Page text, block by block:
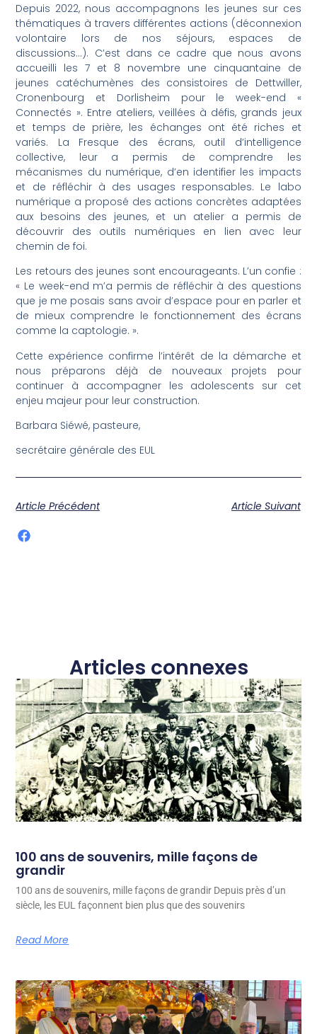
Depuis 2022, nous accompagnons les jeunes sur ces
thématiques à travers différentes actions (déconnexion
volontaire lors de nos séjours, espaces de
discussions…). C’est dans ce cadre que nous avons
accueilli les 7 et 8 novembre une cinquantaine de
jeunes catéchumènes des consistoires de Dettwiller,
Cronenbourg et Dorlisheim pour le week-end «
Connectés ». Entre ateliers, veillées à défis, grands jeux
et temps de prière, les échanges ont été riches et
variés. La Fresque des écrans, outil d’intelligence
collective, leur a permis de comprendre les
mécanismes du numérique, d’en identifier les impacts
et de réfléchir à des usages responsables. Le labo
numérique a proposé des actions concrètes adaptées
aux besoins des jeunes, et un atelier a permis de
découvrir des outils numériques en lien avec leur
chemin de foi.
Les retours des jeunes sont encourageants. L’un confie :
« Le week-end m’a permis de réfléchir à des questions
que je me posais sans avoir d’espace pour en parler et
de mieux comprendre le fonctionnement des écrans
comme la captologie. ».
Cette expérience confirme l’intérêt de la démarche et
nous préparons déjà de nouveaux projets pour
continuer à accompagner les adolescents sur cet
enjeu majeur pour leur construction.
Barbara Siéwé, pasteure,
secrétaire générale des EUL
Article Précédent Article Suivant
Articles connexes
100 ans de souvenirs, mille façons de
grandir
100 ans de souvenirs, mille façons de grandir Depuis près d’un
siècle, les EUL façonnent bien plus que des souvenirs
Read More